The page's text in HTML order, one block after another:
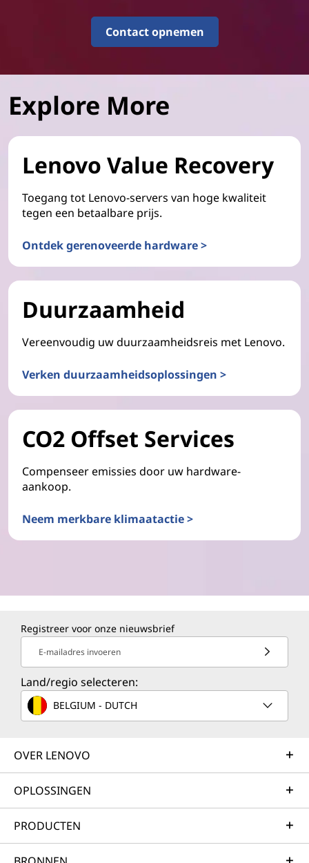
Contact opnemen
Explore More
Lenovo Value Recovery
Toegang tot Lenovo-servers van hoge kwaliteit
tegen een betaalbare prijs.
Ontdek gerenoveerde hardware >
Duurzaamheid
Vereenvoudig uw duurzaamheidsreis met Lenovo.
Verken duurzaamheidsoplossingen >
CO2 Offset Services
Compenseer emissies door uw hardware-
aankoop.
Neem merkbare klimaatactie >
Registreer voor onze nieuwsbrief
E-mailadres invoeren
Land/regio selecteren:
BELGIUM - DUTCH
OVER LENOVO
OPLOSSINGEN
PRODUCTEN